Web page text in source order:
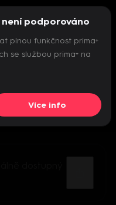
přehrávač
podporováno
plnou funkčnost prima+
se službou prima+ na
Více info